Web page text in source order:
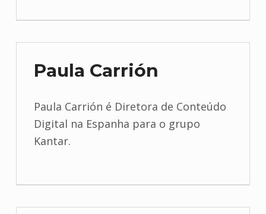
Paula Carrión
Paula Carrión é Diretora de Conteúdo
Digital na Espanha para o grupo
Kantar.